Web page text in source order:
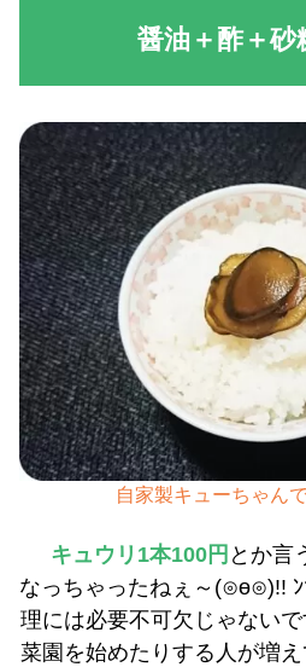
醤油＋酢＋砂
自家製キューちゃん
キュウリ1本100円 とか言
なっちゃったねぇ～(⊙ө⊙)!!
理には必要不可欠じゃない
菜園を始めたりする人が増